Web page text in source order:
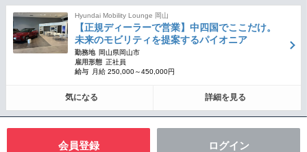
Hyundai Mobility Lounge 岡山
【正規ディーラーで営業】中四国でここだけ。
未来のモビリティを提案するパイオニア
勤務地 岡山県岡山市
雇用形態 正社員
給与
月給 250,000～450,000円
気になる 詳細を見る
会員登録 ログイン